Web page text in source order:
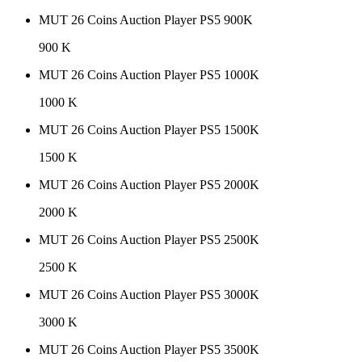
MUT 26 Coins Auction Player PS5 900K
900 K
MUT 26 Coins Auction Player PS5 1000K
1000 K
MUT 26 Coins Auction Player PS5 1500K
1500 K
MUT 26 Coins Auction Player PS5 2000K
2000 K
MUT 26 Coins Auction Player PS5 2500K
2500 K
MUT 26 Coins Auction Player PS5 3000K
3000 K
MUT 26 Coins Auction Player PS5 3500K